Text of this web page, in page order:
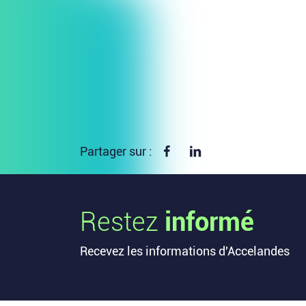
Partager sur : Partager sur Facebook
Restez informé
Recevez les informations d'Accelandes